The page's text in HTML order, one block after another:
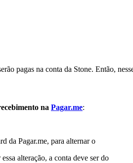
pagas na conta da Stone. Então,
na Pagar.me:
da Pagar.me, para alternar o
alteração, a conta deve ser do